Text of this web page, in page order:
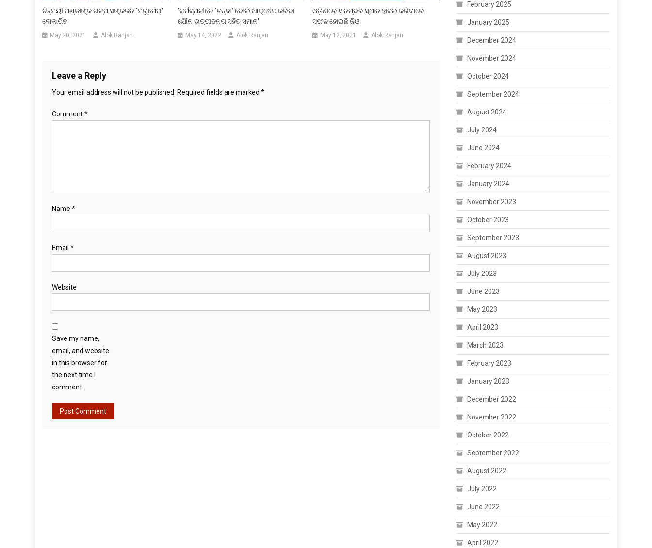
ଚିନ୍ମୟୀ ପଣ୍ଡାଙ୍କ ଗଳ୍ପ ସଙ୍କଳନ ‘ମରୁମେଘ’
ଲୋକାର୍ପିତ
May 20, 2021 Alok Ranjan
‘କର୍ମସ୍ଥଳୀରେ ‘ଚନ୍ଦା’ ବୋଲି ଆକ୍ଷେପ କରିବା
ଯୌନ ଉତ୍ପୀଡନତା ସହିତ ସମାନ’
May 14, 2022 Alok Ranjan
ଓଡ଼ିଶାରେ ୧ ନମ୍ବର ସ୍ଥାନ ହାସଲ କରିବାରେ
ସଫଳ ହୋଇଛି ଜିଓ
May 12, 2021 Alok Ranjan
Leave a Reply
Your email address will not be published. Required fields are marked *
Comment*
Name *
Email *
Website
Save my name,
email, and website
in this browser for
the next time I
comment.
February 2025
January 2025
December 2024
November 2024
October 2024
September 2024
August 2024
July 2024
June 2024
February 2024
January 2024
November 2023
October 2023
September 2023
August 2023
July 2023
June 2023
May 2023
April 2023
March 2023
February 2023
January 2023
December 2022
November 2022
October 2022
September 2022
August 2022
July 2022
June 2022
May 2022
April 2022